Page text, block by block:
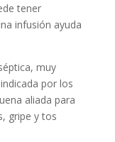
tener
infusión ayuda
muy
por los
aliada para
gripe y tos